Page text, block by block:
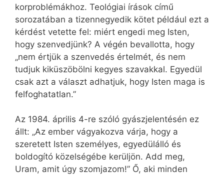
korproblémákhoz. Teológiai írások című
sorozatában a tizennegyedik kötet például ezt a
kérdést vetette fel: miért engedi meg Isten,
hogy szenvedjünk? A végén bevallotta, hogy
„nem értjük a szenvedés értelmét, és nem
tudjuk kiküszöbölni kegyes szavakkal. Egyedül
csak azt a választ adhatjuk, hogy Isten maga is
felfoghatatlan.”
Az 1984. április 4-re szóló gyászjelentésén ez
állt: „Az ember vágyakozva várja, hogy a
szeretett Isten személyes, egyedülálló és
boldogító közelségébe kerüljön. Add meg,
Uram, amit úgy szomjazom!” Ő, aki minden